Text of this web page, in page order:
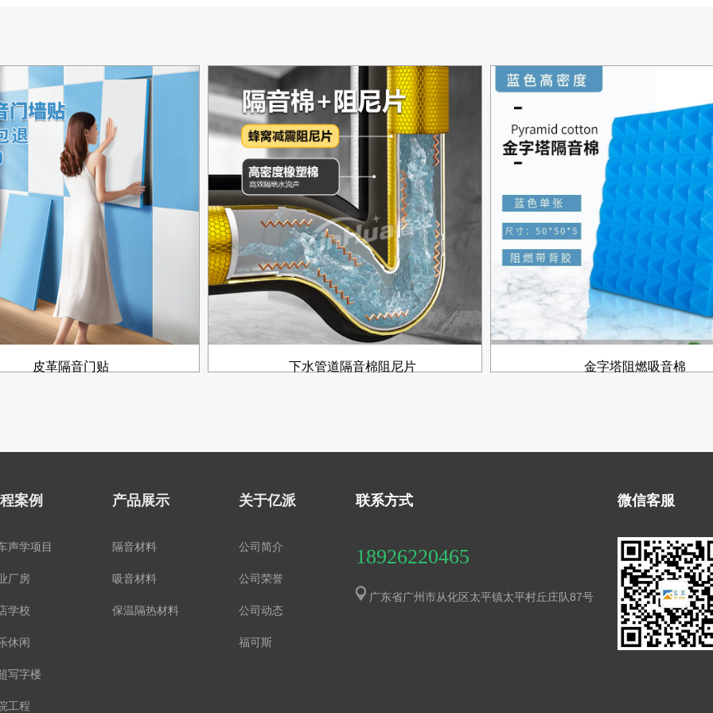
皮革隔音门贴 下水管道隔音棉阻尼片 金字塔阻燃吸音棉
案例
声学项目
厂房
学校
休闲
写字楼
工程
产品展示
隔音材料
吸音材料
保温隔热材料
关于亿派
公司简介
公司荣誉
公司动态
福可斯
联系方式
18926220465
广东省广州市从化区太平镇太平村丘庄队87号
微信客服